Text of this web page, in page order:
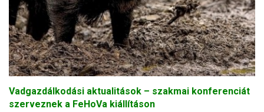
Vadgazdálkodási aktualitások – szakmai konferenciát
szerveznek a FeHoVa kiállításon